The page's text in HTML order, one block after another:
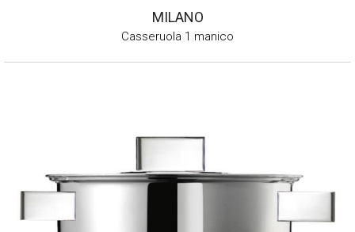
MILANO
Casseruola 1 manico